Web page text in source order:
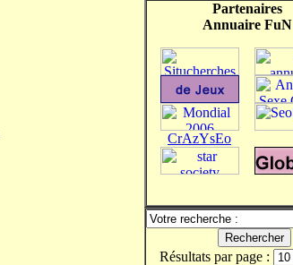
Partenaires
Annuaire FuN
CrAzYsEo
Résultats par page :